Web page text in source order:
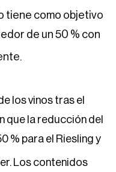
tiene como objetivo
de un 50 % con
los vinos tras el
que la reducción del
% para el Riesling y
Los contenidos